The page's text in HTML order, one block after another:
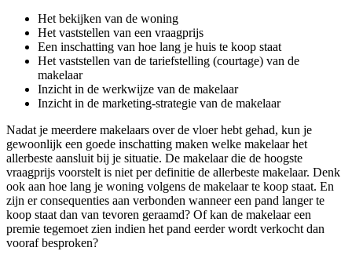
Het bekijken van de woning
Het vaststellen van een vraagprijs
Een inschatting van hoe lang je huis te koop staat
Het vaststellen van de tariefstelling (courtage) van de
makelaar
Inzicht in de werkwijze van de makelaar
Inzicht in de marketing-strategie van de makelaar
Nadat je meerdere makelaars over de vloer hebt gehad, kun je
gewoonlijk een goede inschatting maken welke makelaar het
allerbeste aansluit bij je situatie. De makelaar die de hoogste
vraagprijs voorstelt is niet per definitie de allerbeste makelaar. Denk
ook aan hoe lang je woning volgens de makelaar te koop staat. En
zijn er consequenties aan verbonden wanneer een pand langer te
koop staat dan van tevoren geraamd? Of kan de makelaar een
premie tegemoet zien indien het pand eerder wordt verkocht dan
vooraf besproken?